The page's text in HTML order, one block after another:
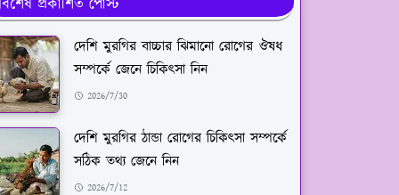
প্রকাশিত পোস্ট
দেশি মুরগির বাচ্চার ঝিমানো রোগের ঔষধ
সম্পর্কে জেনে চিকিৎসা নিন
2026/7/30
দেশি মুরগির ঠান্ডা রোগের চিকিৎসা সম্পর্কে
সঠিক তথ্য জেনে নিন
2026/7/12